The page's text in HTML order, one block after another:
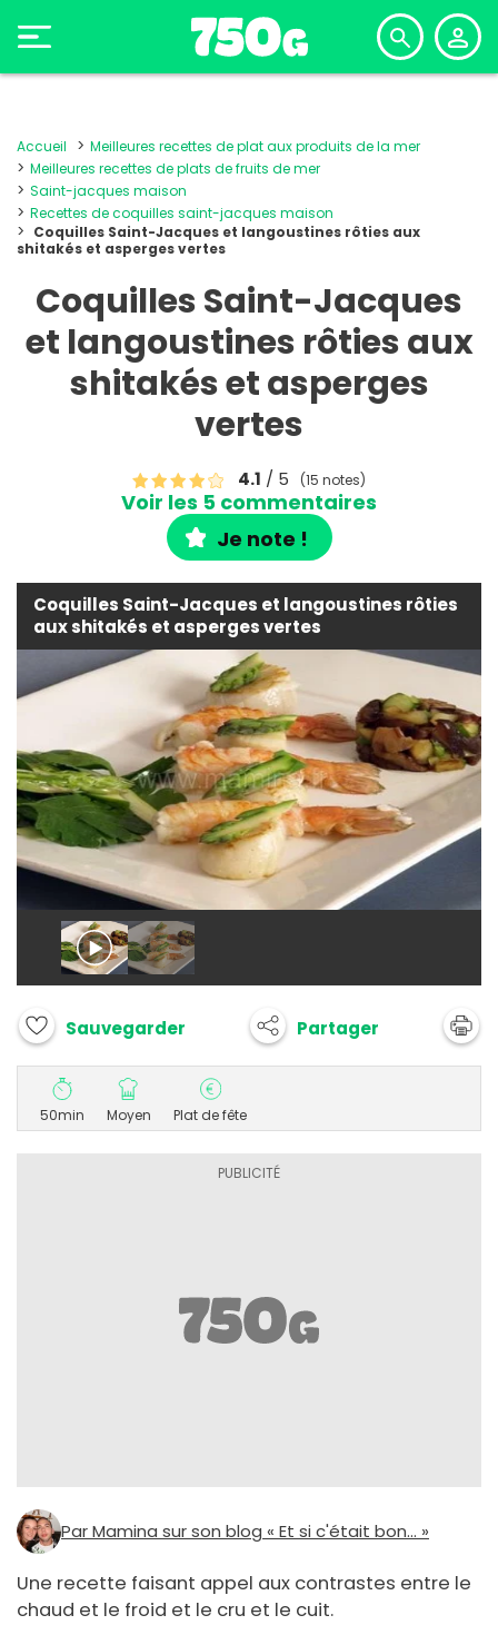
Accueil
Meilleures recettes de plat aux produits de la mer
Meilleures recettes de plats de fruits de mer
Saint-jacques maison
Recettes de coquilles saint-jacques maison
Coquilles Saint-Jacques et langoustines rôties aux
shitakés et asperges vertes
Coquilles Saint-Jacques
et langoustines rôties aux
shitakés et asperges
vertes
4.1 / 5 (15 notes)
Voir les 5 commentaires
Je note !
Coquilles Saint-Jacques et langoustines rôties
aux shitakés et asperges vertes
Sauvegarder Partager
50min Moyen Plat de fête
Par Mamina sur son blog « Et si c'était bon... »
Une recette faisant appel aux contrastes entre le
chaud et le froid et le cru et le cuit.